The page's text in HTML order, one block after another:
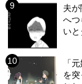
夫
へ
いと
「
を